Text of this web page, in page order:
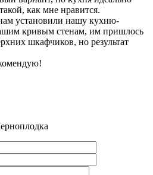
как мне нравится.
установили нашу кухню-
кривым стенам, им пришлось
шкафчиков, но результат